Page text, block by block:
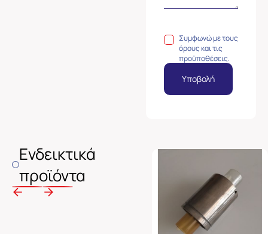
Συμφωνώ με τους
όρους και τις
προϋποθέσεις.
Υποβολή
Ενδεικτικά
προϊόντα